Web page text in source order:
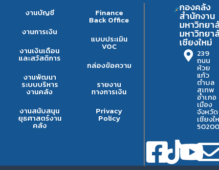
งานบัญชี
งานการเงิน
งานเงินเดือน
และสวัสดิการ
งานพัฒนา
ระบบบริหาร
งานคลัง
งานสนับสนุน
ยุธศาสตร์งาน
คลัง
Finance
Back Office
แบบประเมิน
VOC
กล่องข้อความ
รายงาน
ทางการเงิน
Privacy
Policy
กองคลัง
สำนักงาน
มหาวิทยา
มหาวิทยา
เชียงใหม่
239
ถนน
ห้วย
แก้ว
ตำบล
สุเทพ
อำเภอ
เมือง
จังหวัด
เชียงใ
50200